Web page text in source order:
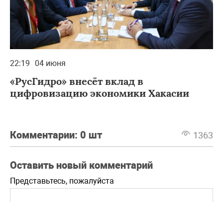
22:19 04 июня
«РусГидро» внесёт вклад в
цифровизацию экономики Хакасии
Комментарии: 0 шт 1363
Оставить новый комментарий
Представьтесь, пожалуйста